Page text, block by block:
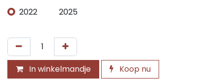
2022 2025
In winkelmandje Koop nu